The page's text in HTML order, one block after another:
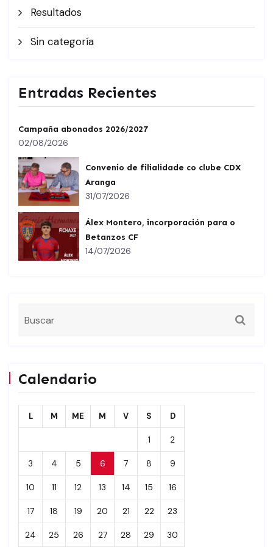
Resultados
Sin categoría
Entradas Recientes
Campaña abonados 2026/2027
02/08/2026
Convenio de filialidade co clube CDX
Aranga
31/07/2026
Álex Montero, incorporación para o
Betanzos CF
14/07/2026
Calendario
L M ME M V S D
1 2
3 4 5 6 7 8 9
10 11 12 13 14 15 16
17 18 19 20 21 22 23
24 25 26 27 28 29 30